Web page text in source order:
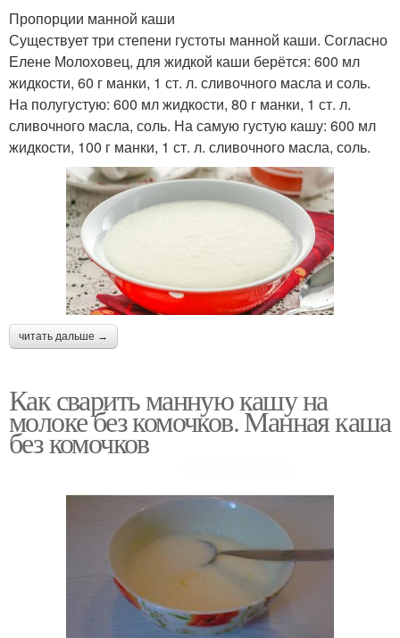
Пропорции манной каши
Существует три степени густоты манной каши. Согласно
Елене Молоховец, для жидкой каши берётся: 600 мл
жидкости, 60 г манки, 1 ст. л. сливочного масла и соль.
На полугустую: 600 мл жидкости, 80 г манки, 1 ст. л.
сливочного масла, соль. На самую густую кашу: 600 мл
жидкости, 100 г манки, 1 ст. л. сливочного масла, соль.
читать дальше →
Как сварить манную кашу на
молоке без комочков. Манная каша
без комочков